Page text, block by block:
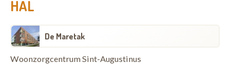
HAL
De Maretak
Woonzorgcentrum Sint-Augustinus